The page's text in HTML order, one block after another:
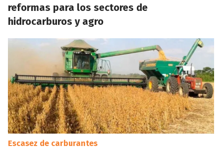
reformas para los sectores de
hidrocarburos y agro
Escasez de carburantes